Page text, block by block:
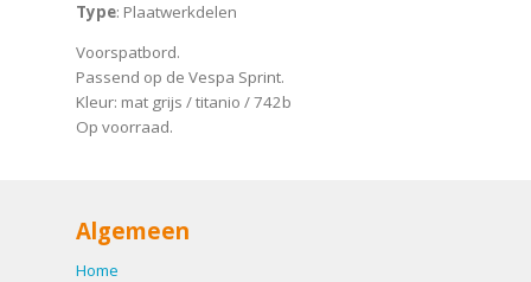
Type: Plaatwerkdelen
Voorspatbord.
Passend op de Vespa Sprint.
Kleur: mat grijs / titanio / 742b
Op voorraad.
Algemeen
Home